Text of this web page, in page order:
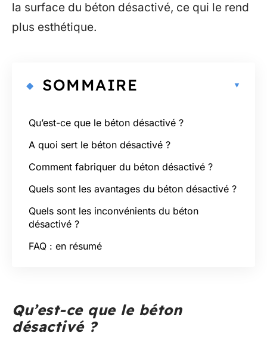
la surface du béton désactivé, ce qui le rend
plus esthétique.
SOMMAIRE
Qu’est-ce que le béton désactivé ?
A quoi sert le béton désactivé ?
Comment fabriquer du béton désactivé ?
Quels sont les avantages du béton désactivé ?
Quels sont les inconvénients du béton
désactivé ?
FAQ : en résumé
Qu’est-ce que le béton
désactivé ?